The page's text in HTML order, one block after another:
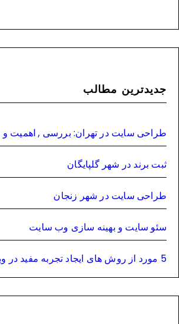
جدیدترین مطالب
طراحی سایت در تهران: بررسی , اهمیت
ثبت برند در شهر گلپایگان
طراحی سایت در شهر زنجان
سئو سایت و بهینه سازی وب سایت
5 مورد از روش های ایجاد تجربه مفید در وبسایت